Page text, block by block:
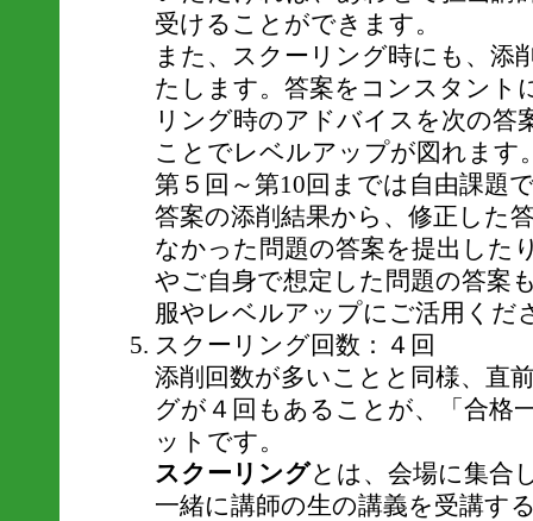
受けることができます。
また、スクーリング時にも、添
たします。答案をコンスタント
リング時のアドバイスを次の答
ことでレベルアップが図れます
第５回～第10回までは自由課題
答案の添削結果から、修正した
なかった問題の答案を提出した
やご自身で想定した問題の答案
服やレベルアップにご活用くだ
スクーリング回数：４回
添削回数が多いことと同様、直
グが４回もあることが、「合格
ットです。
スクーリングとは、会場に集合
一緒に講師の生の講義を受講す